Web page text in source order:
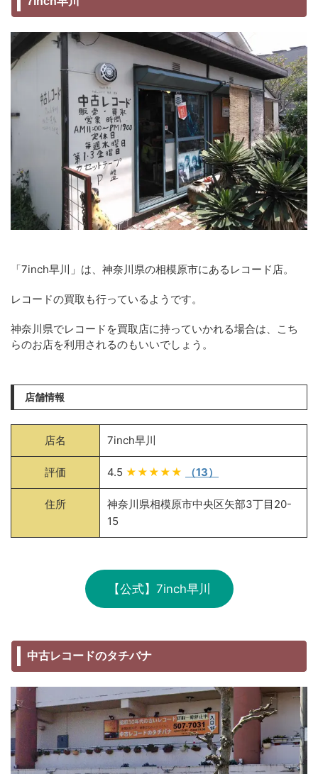
「7inch早川」は、神奈川県の相模原市にあるレコード店。
レコードの買取も行っているようです。
神奈川県でレコードを買取店に持っていかれる場合は、こち
らのお店を利用されるのもいいでしょう。
店舗情報
店名 7inch早川
評価 4.5 ★★★★★ （13）
住所
神奈川県相模原市中央区矢部3丁目20-
15
【公式】7inch早川
中古レコードのタチバナ